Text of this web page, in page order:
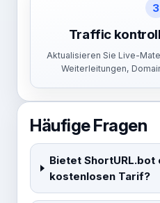
3
Traffic
Aktualisieren Sie Live-
Weiterleitungen,
Häufige Fragen
Bietet
kostenlosen Tarif?